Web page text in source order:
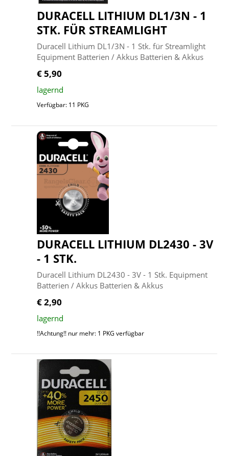
DURACELL LITHIUM DL1/3N - 1
STK. FÜR STREAMLIGHT
Duracell Lithium DL1/3N - 1 Stk. für Streamlight
Equipment Batterien / Akkus Batterien & Akkus
€ 5,90
lagernd
Verfügbar: 11 PKG
DURACELL LITHIUM DL2430 - 3V
- 1 STK.
Duracell Lithium DL2430 - 3V - 1 Stk. Equipment
Batterien / Akkus Batterien & Akkus
€ 2,90
lagernd
!!Achtung!! nur mehr: 1 PKG verfügbar